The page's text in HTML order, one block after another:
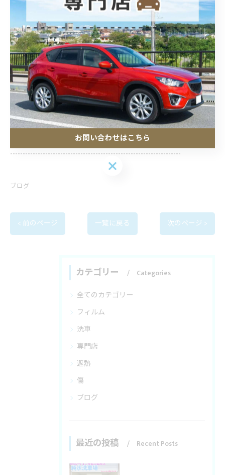
--------------------------------------------------------------------
POLARIS カーコーティング
住所 :埼玉県加須市騎西30−９
電話番号 :0480-53-6092
--------------------------------------------------------------------
ブログ
< 前のページ 一覧に戻る 次のページ >
カテゴリー Categories
全てのカテゴリー
フィルム
洗車
専門店
遮熱
傷
ブログ
最近の投稿 Recent Posts
お問い合わせはこちら
お問い合わせはこちら